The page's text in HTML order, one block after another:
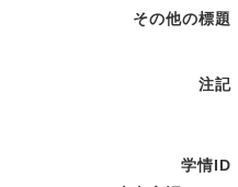
その他の標題
注記
学情ID